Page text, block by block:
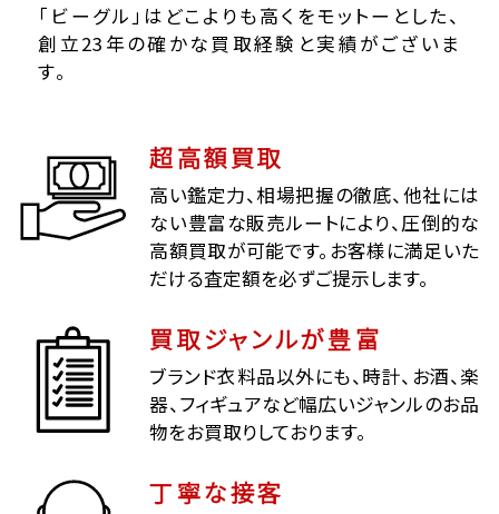
「ビーグル」はどこよりも高くをモットーとした、
創立23年の確かな買取経験と実績がございま
す。
超高額買取
高い鑑定力、相場把握の徹底、他社には
ない豊富な販売ルートにより、圧倒的な
高額買取が可能です。お客様に満足いた
だける査定額を必ずご提示します。
買取ジャンルが豊富
ブランド衣料品以外にも、時計、お酒、楽
器、フィギュアなど幅広いジャンルのお品
物をお買取りしております。
丁寧な接客